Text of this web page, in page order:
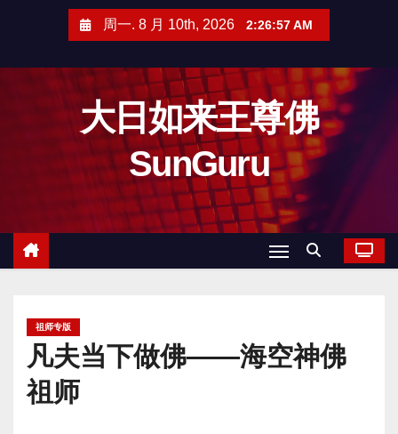
周一. 8 月 10th, 2026 2:26:58 AM
大日如来王尊佛
SunGuru
祖师专版
凡夫当下做佛——海空神佛
祖师